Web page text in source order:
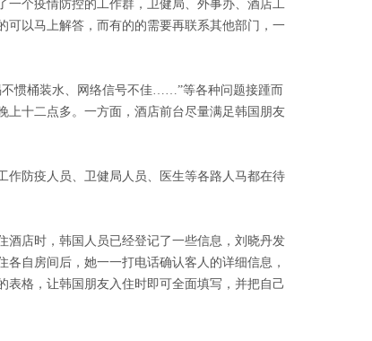
个疫情防控的工作群，卫健局、外事办、酒店工
可以马上解答，而有的的需要再联系其他部门，一
惯桶装水、网络信号不佳……”等各种问题接踵而
上十二点多。一方面，酒店前台尽量满足韩国朋友
作防疫人员、卫健局人员、医生等各路人马都在待
酒店时，韩国人员已经登记了一些信息，刘晓丹发
自房间后，她一一打电话确认客人的详细信息，
格，让韩国朋友入住时即可全面填写，并把自己